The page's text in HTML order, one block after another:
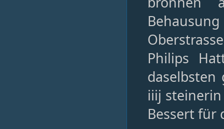
Philips
daselbsten
iiij
Bessert für